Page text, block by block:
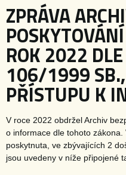
ZPRÁVA
ROK 2022
106/1999 SB.,
PŘÍSTUPU K
V roce 2022 obdržel Archiv
o informace dle tohoto
poskytnuta, ve zbývajících 2
jsou uvedeny v níže připojené